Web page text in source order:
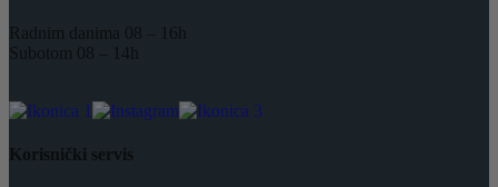
Radnim danima 08 – 16h
Subotom 08 – 14h
Korisnički servis